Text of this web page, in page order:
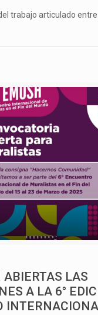
trabajo articulado
LAS
A LA 6°